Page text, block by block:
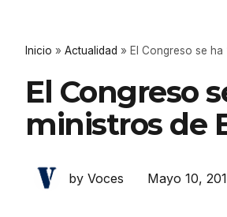
Inicio » Actualidad » El Congreso se
El Congreso
ministros de
by Voces Mayo 10,